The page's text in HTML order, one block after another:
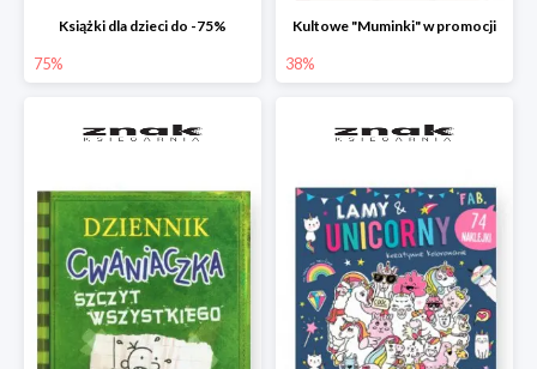
Książki dla dzieci do -75%
75%
Kultowe "Muminki" w promocji
38%